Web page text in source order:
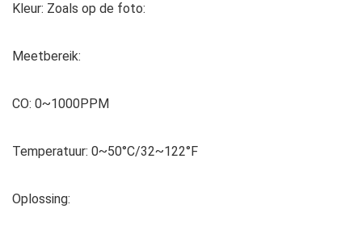
Kleur: Zoals op de foto:
Meetbereik:
CO: 0~1000PPM
Temperatuur: 0~50°C/32~122°F
Oplossing: